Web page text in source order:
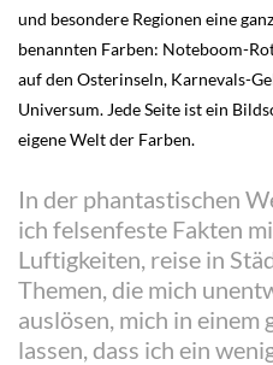
und besondere Regionen eine
benannten Farben: Noteboom-
auf den Osterinseln, Karnevals-
Universum. Jede Seite ist ein
eigene Welt der Farben.
In der phantastischen
ich felsenfeste Fakten
Luftigkeiten, reise in
Themen, die mich
auslösen, mich in
lassen, dass ich ein